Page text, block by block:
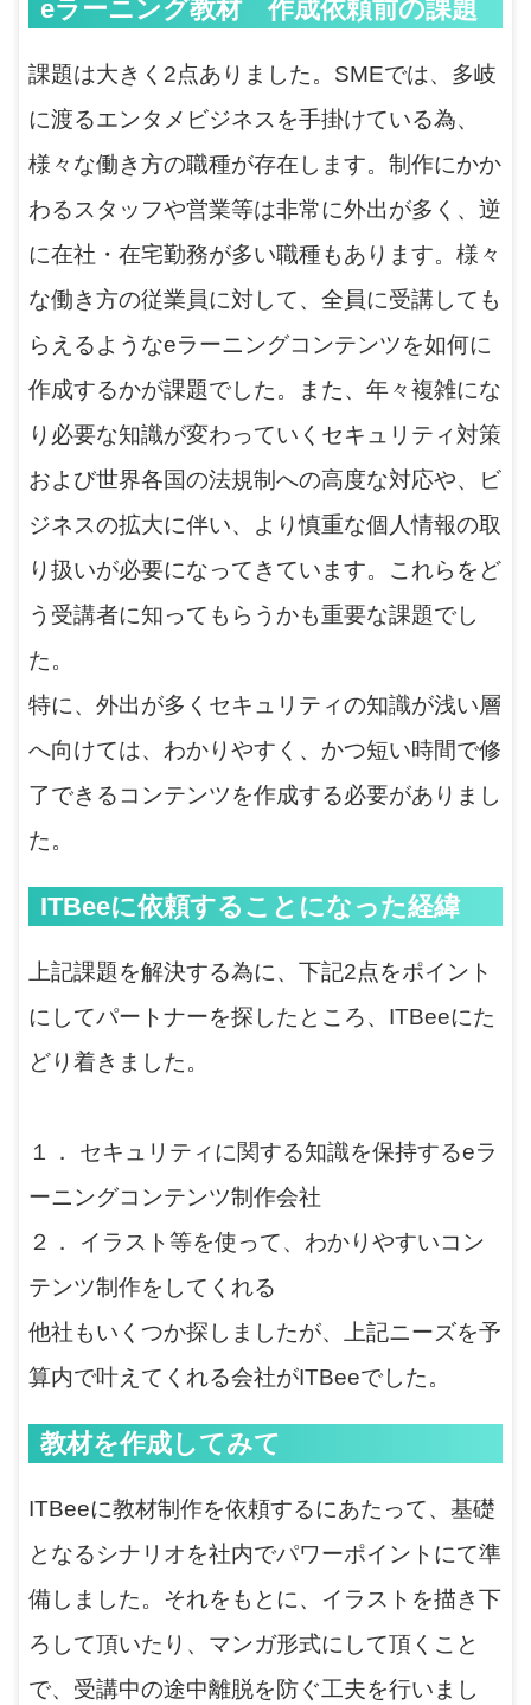
eラーニング教材 作成依頼前の課題
課題は大きく2点ありました。SMEでは、多岐
に渡るエンタメビジネスを手掛けている為、
様々な働き方の職種が存在します。制作にかか
わるスタッフや営業等は非常に外出が多く、逆
に在社・在宅勤務が多い職種もあります。様々
な働き方の従業員に対して、全員に受講しても
らえるようなeラーニングコンテンツを如何に
作成するかが課題でした。また、年々複雑にな
り必要な知識が変わっていくセキュリティ対策
および世界各国の法規制への高度な対応や、ビ
ジネスの拡大に伴い、より慎重な個人情報の取
り扱いが必要になってきています。これらをど
う受講者に知ってもらうかも重要な課題でし
た。
特に、外出が多くセキュリティの知識が浅い層
へ向けては、わかりやすく、かつ短い時間で修
了できるコンテンツを作成する必要がありまし
た。
ITBeeに依頼することになった経緯
上記課題を解決する為に、下記2点をポイント
にしてパートナーを探したところ、ITBeeにた
どり着きました。
１． セキュリティに関する知識を保持するeラ
ーニングコンテンツ制作会社
２． イラスト等を使って、わかりやすいコン
テンツ制作をしてくれる
他社もいくつか探しましたが、上記ニーズを予
算内で叶えてくれる会社がITBeeでした。
教材を作成してみて
ITBeeに教材制作を依頼するにあたって、基礎
となるシナリオを社内でパワーポイントにて準
備しました。それをもとに、イラストを描き下
ろして頂いたり、マンガ形式にして頂くこと
で、受講中の途中離脱を防ぐ工夫を行いまし